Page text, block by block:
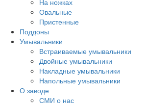
На ножках
Овальные
Пристенные
Поддоны
Умывальники
Встраиваемые умывальники
Двойные умывальники
Накладные умывальники
Напольные умывальники
О заводе
СМИ о нас